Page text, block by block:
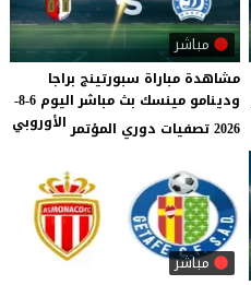
مباشر
مشاهدة مباراة سبورتينج براجا
ودينامو مينسك بث مباشر اليوم 6-8-
2026 تصفيات دوري المؤتمر
الأوروبي
مباشر